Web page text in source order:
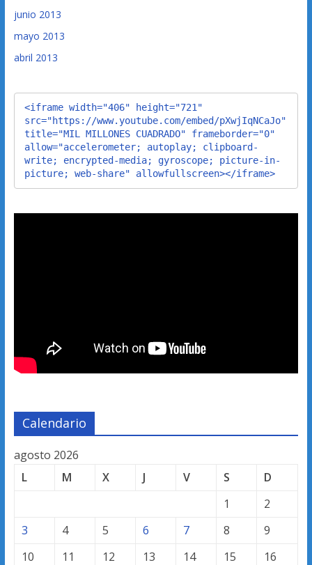
junio 2013
mayo 2013
abril 2013
<iframe width="406" height="721"
src="https://www.youtube.com/embed/pXwjIqNCaJo"
title="MIL MILLONES CUADRADO" frameborder="0"
allow="accelerometer; autoplay; clipboard-
write; encrypted-media; gyroscope; picture-in-
picture; web-share" allowfullscreen></iframe>
Calendario
agosto 2026
L
M X J V S
D
1
2
3
4 5 6 7 8
9
10
11 12 13 14 15 16